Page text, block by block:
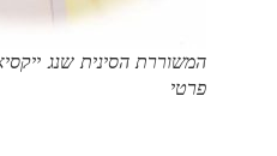
המשוררת הסינית שנג
פרטי